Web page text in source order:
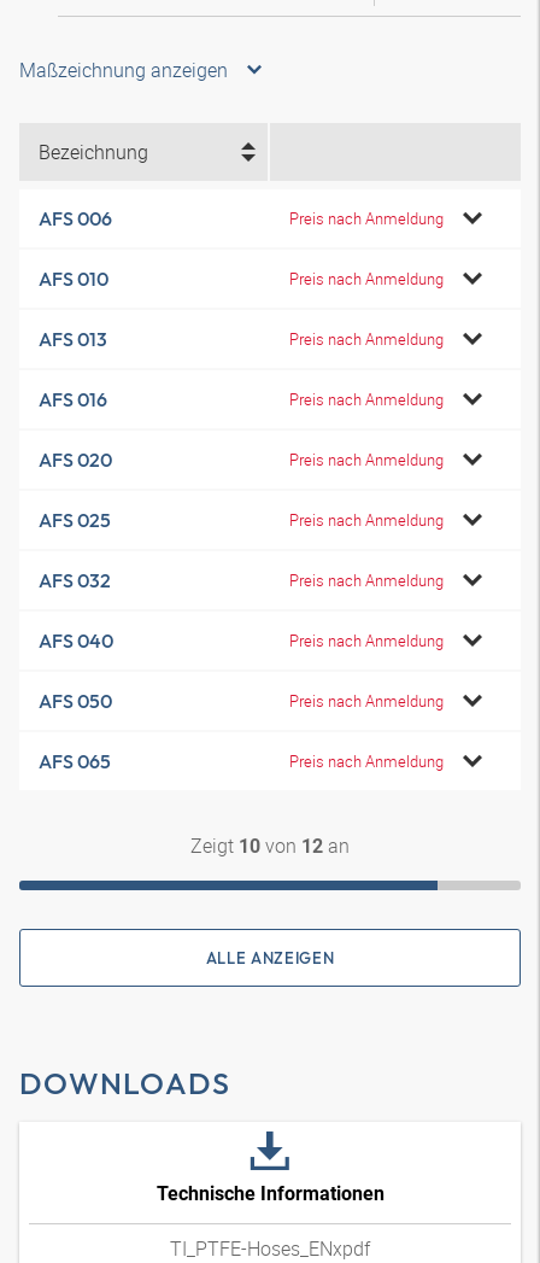
Maßzeichnung anzeigen
Bezeichnung
AFS 006 Preis nach Anmeldung
AFS 010 Preis nach Anmeldung
AFS 013 Preis nach Anmeldung
AFS 016 Preis nach Anmeldung
AFS 020 Preis nach Anmeldung
AFS 025 Preis nach Anmeldung
AFS 032 Preis nach Anmeldung
AFS 040 Preis nach Anmeldung
AFS 050 Preis nach Anmeldung
AFS 065 Preis nach Anmeldung
Zeigt 10 von 12 an
ALLE ANZEIGEN
DOWNLOADS
Technische Informationen
TI_PTFE-Hoses_ENxpdf